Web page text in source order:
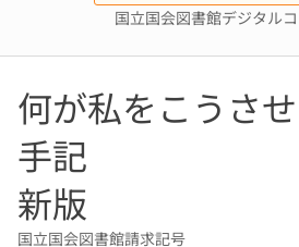
国立国会図書館デジタル
何が私をこうさ
手記
新版
国立国会図書館請求記号